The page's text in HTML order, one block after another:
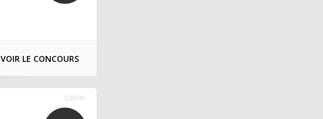
VOIR LE CONCOURS
328930